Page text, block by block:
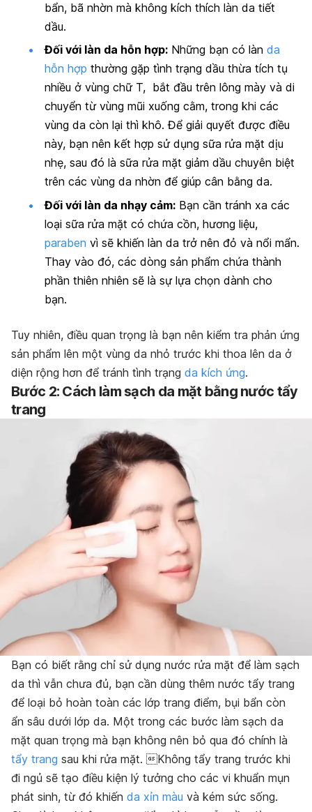
bẩn, bã nhờn mà không kích thích làn da tiết
dầu.
Đối với làn da hỗn hợp: Những bạn có làn da
hỗn hợp thường gặp tình trạng dầu thừa tích tụ
nhiều ở vùng chữ T, bắt đầu trên lông mày và di
chuyển từ vùng mũi xuống cằm, trong khi các
vùng da còn lại thì khô. Để giải quyết được điều
này, bạn nên kết hợp sử dụng sữa rửa mặt dịu
nhẹ, sau đó là sữa rửa mặt giảm dầu chuyên biệt
trên các vùng da nhờn để giúp cân bằng da.
Đối với làn da nhạy cảm: Bạn cần tránh xa các
loại sữa rửa mặt có chứa cồn, hương liệu,
paraben vì sẽ khiến làn da trở nên đỏ và nổi mẩn.
Thay vào đó, các dòng sản phẩm chứa thành
phần thiên nhiên sẽ là sự lựa chọn dành cho
bạn.
Tuy nhiên, điều quan trọng là bạn nên kiểm tra phản ứng
sản phẩm lên một vùng da nhỏ trước khi thoa lên da ở
diện rộng hơn để tránh tình trạng da kích ứng.
Bước 2: Cách làm sạch da mặt bằng nước tẩy
trang
Bạn có biết rằng chỉ sử dụng nước rửa mặt để làm sạch
da thì vẫn chưa đủ, bạn cần dùng thêm nước tẩy trang
để loại bỏ hoàn toàn các lớp trang điểm, bụi bẩn còn
ẩn sâu dưới lớp da. Một trong các bước làm sạch da
mặt quan trọng mà bạn không nên bỏ qua đó chính là
tẩy trang sau khi rửa mặt. Không tẩy trang trước khi
đi ngủ sẽ tạo điều kiện lý tưởng cho các vi khuẩn mụn
phát sinh, từ đó khiến da xỉn màu và kém sức sống.